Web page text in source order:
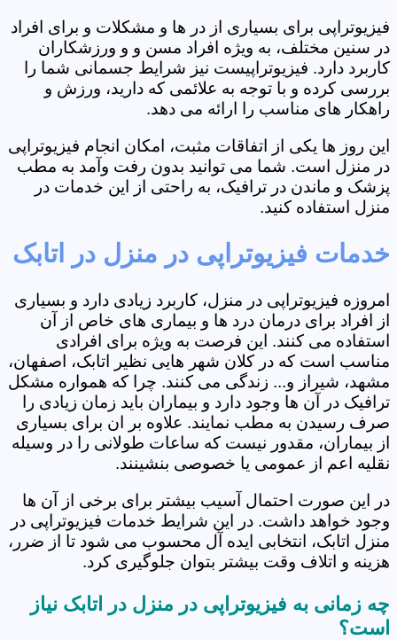
فیزیوتراپی برای بسیاری از در ها و مشکلات و برای افراد
در سنین مختلف، به ویژه افراد مسن و و ورزشکاران
کاربرد دارد. فیزیوتراپیست نیز شرایط جسمانی شما را
بررسی کرده و با توجه به علائمی که دارید، ورزش و
راهکار های مناسب را ارائه می دهد.
این روز ها یکی از اتفاقات مثبت، امکان انجام فیزیوتراپی
در منزل است. شما می توانید بدون رفت وآمد به مطب
پزشک و ماندن در ترافیک، به راحتی از این خدمات در
منزل استفاده کنید.
خدمات فیزیوتراپی در منزل در اتابک
امروزه فیزیوتراپی در منزل، کاربرد زیادی دارد و بسیاری
از افراد برای درمان درد ها و بیماری های خاص از آن
استفاده می کنند. این فرصت به ویژه برای افرادی
مناسب است که در کلان شهر هایی نظیر اتابک، اصفهان،
مشهد، شیراز و... زندگی می کنند. چرا که همواره مشکل
ترافیک در آن ها وجود دارد و بیماران باید زمان زیادی را
صرف رسیدن به مطب نمایند. علاوه بر ان برای بسیاری
از بیماران، مقدور نیست که ساعات طولانی را در وسیله
نقلیه اعم از عمومی یا خصوصی بنشینند.
در این صورت احتمال آسیب بیشتر برای برخی از آن ها
وجود خواهد داشت. در این شرایط خدمات فیزیوتراپی در
منزل اتابک، انتخابی ایده آل محسوب می شود تا از ضرر،
هزینه و اتلاف وقت بیشتر بتوان جلوگیری کرد.
چه زمانی به فیزیوتراپی در منزل در اتابک نیاز
است؟